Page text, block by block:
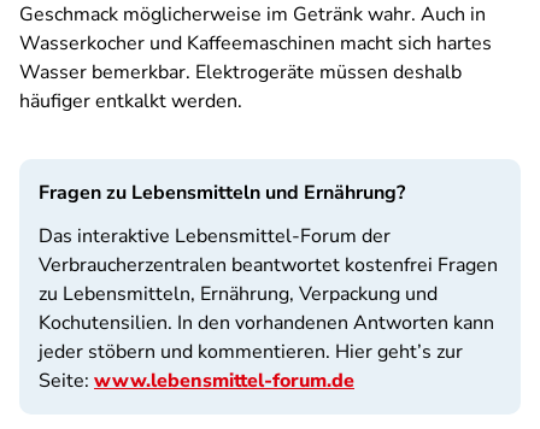
Geschmack möglicherweise im Getränk wahr. Auch in
Wasserkocher und Kaffeemaschinen macht sich hartes
Wasser bemerkbar. Elektrogeräte müssen deshalb
häufiger entkalkt werden.
Fragen zu Lebensmitteln und Ernährung?
Das interaktive Lebensmittel-Forum der
Verbraucherzentralen beantwortet kostenfrei Fragen
zu Lebensmitteln, Ernährung, Verpackung und
Kochutensilien. In den vorhandenen Antworten kann
jeder stöbern und kommentieren. Hier geht’s zur
Seite: www.lebensmittel-forum.de